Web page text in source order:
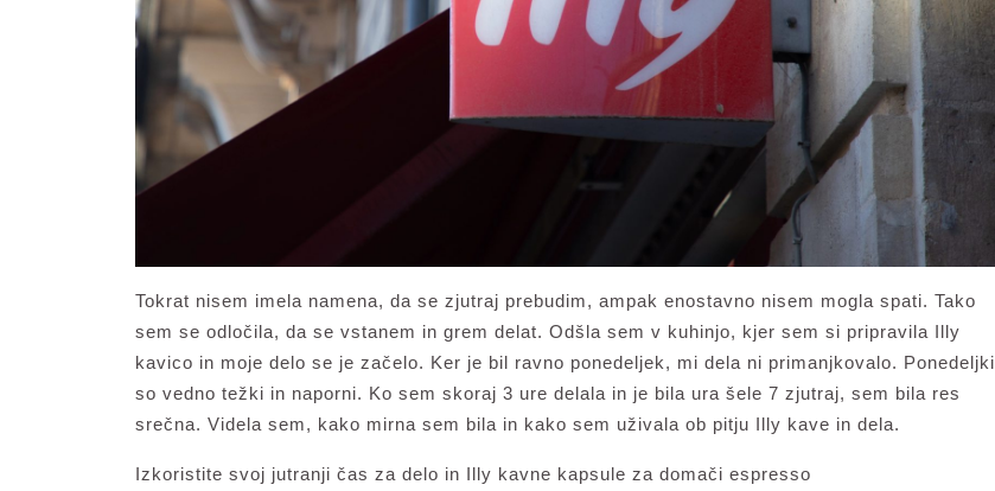
Tokrat nisem imela namena, da se zjutraj prebudim, ampak enostavno nisem mogla spati. Tako
sem se odločila, da se vstanem in grem delat. Odšla sem v kuhinjo, kjer sem si pripravila Illy
kavico in moje delo se je začelo. Ker je bil ravno ponedeljek, mi dela ni primanjkovalo. Ponedeljki
so vedno težki in naporni. Ko sem skoraj 3 ure delala in je bila ura šele 7 zjutraj, sem bila res
srečna. Videla sem, kako mirna sem bila in kako sem uživala ob pitju Illy kave in dela.
Izkoristite svoj jutranji čas za delo in Illy kavne kapsule za domači espresso